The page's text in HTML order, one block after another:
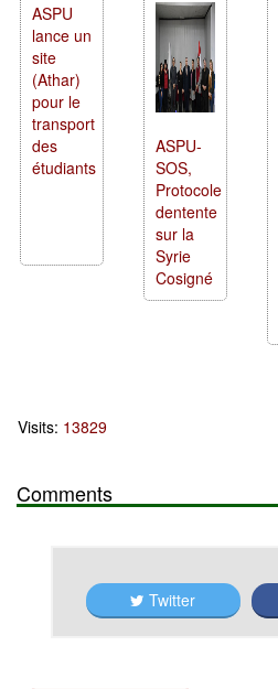
ASPU
lance un
site
(Athar)
pour le
transport
des
étudiants
ASPU-
SOS,
Protocole
dentente
sur la
Syrie
Cosigné
Visits: 13829
Comments
Twitter